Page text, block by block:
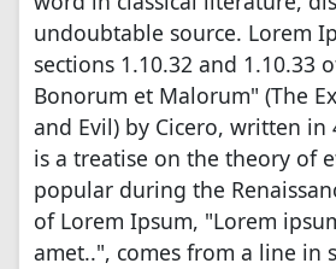
undoubtable source. Lorem
sections 1.10.32 and 1.10.33
Bonorum et Malorum" (The
and Evil) by Cicero, written in
is a treatise on the theory of
popular during the
of Lorem Ipsum, "Lorem
amet..", comes from a line in